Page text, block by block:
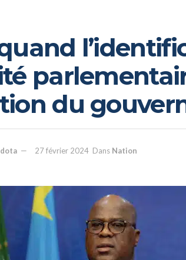
du
27 février 2024 Dans Nation